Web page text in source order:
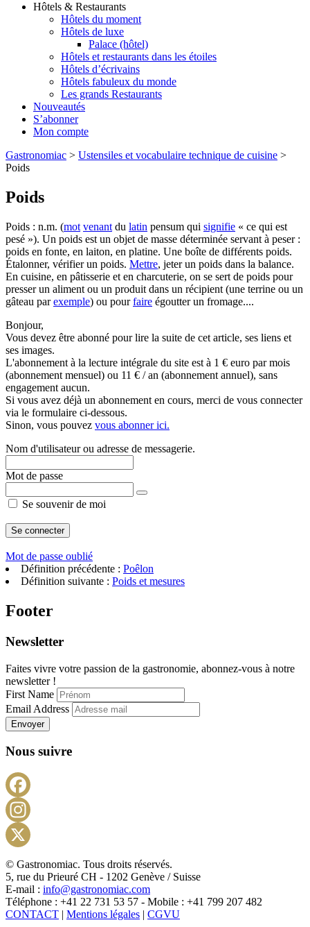
Hôtels & Restaurants
Hôtels du moment
Hôtels de luxe
Palace (hôtel)
Hôtels et restaurants dans les étoiles
Hôtels d’écrivains
Hôtels fabuleux du monde
Les grands Restaurants
Nouveautés
S’abonner
Mon compte
Gastronomiac > Ustensiles et vocabulaire technique de cuisine >
Poids
Poids
Poids : n.m. (mot venant du latin pensum qui signifie « ce qui est
pesé »). Un poids est un objet de masse déterminée servant à peser :
poids en fonte, en laiton, en platine. Une boîte de différents poids.
Étalonner, vérifier un poids. Mettre, jeter un poids dans la balance.
En cuisine, en pâtisserie et en charcuterie, on se sert de poids pour
presser un aliment ou un produit dans un récipient (une terrine ou un
gâteau parexemple) ou pourfaire égoutter un fromage....
Bonjour,
Vous devez être abonné pour lire la suite de cet article, ses liens et
ses images.
L'abonnement à la lecture intégrale du site est à 1 € euro par mois
(abonnement mensuel) ou 11 € / an (abonnement annuel), sans
engagement aucun.
Si vous avez déjà un abonnement en cours, merci de vous connecter
via le formulaire ci-dessous.
Sinon, vous pouvez vous abonner ici.
Nom d'utilisateur ou adresse de messagerie.
Mot de passe
Se souvenir de moi
Mot de passe oublié
Définition précédente : Poêlon
Définition suivante : Poids et mesures
Footer
Newsletter
Faites vivre votre passion de la gastronomie, abonnez-vous à notre
newsletter !
First Name
Email Address
Envoyer
Nous suivre
X
© Gastronomiac. Tous droits réservés.
5, rue du Prieuré CH - 1202 Genève / Suisse
E-mail : info@gastronomiac.com
Téléphone : +41 22 731 53 57 - Mobile : +41 799 207 482
CONTACT | Mentions légales | CGVU